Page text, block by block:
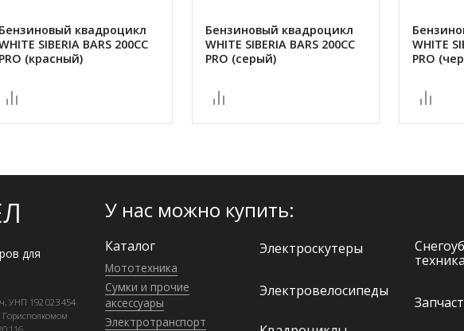
Бензиновый квадроцикл
SIBERIA BARS 200CC
PRO (красный)
Бензиновый квадроцикл
WHITE SIBERIA BARS 200CC
PRO (серый)
WHITE
PRO
для
УНП 192 023 454
У нас можно купить:
Каталог
Мототехника
Сумки и прочие
аксессуары
Электро­транспорт
Электро­скутеры
Электро­велосипеды